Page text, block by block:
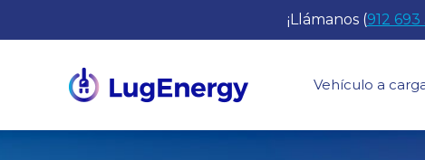
¡Llámanos (912 693
Vehículo a